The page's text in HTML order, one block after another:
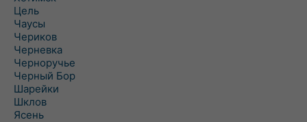
Цель
Чаусы
Чериков
Черневка
Черноручье
Черный Бор
Шарейки
Шклов
Ясень